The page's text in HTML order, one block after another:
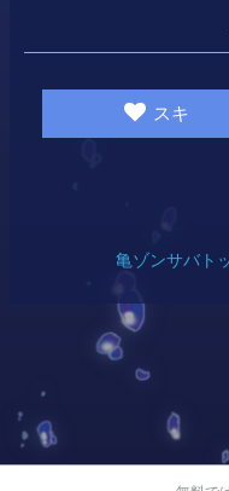
スキ
亀ゾンサバト